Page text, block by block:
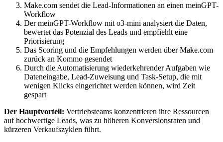
Make.com sendet die Lead-Informationen an einen meinGPT-
Workflow
Der meinGPT-Workflow mit o3-mini analysiert die Daten,
bewertet das Potenzial des Leads und empfiehlt eine
Priorisierung
Das Scoring und die Empfehlungen werden über Make.com
zurück an Kommo gesendet
Durch die Automatisierung wiederkehrender Aufgaben wie
Dateneingabe, Lead-Zuweisung und Task-Setup, die mit
wenigen Klicks eingerichtet werden können, wird Zeit
gespart
Der Hauptvorteil: Vertriebsteams konzentrieren ihre Ressourcen
auf hochwertige Leads, was zu höheren Konversionsraten und
kürzeren Verkaufszyklen führt.